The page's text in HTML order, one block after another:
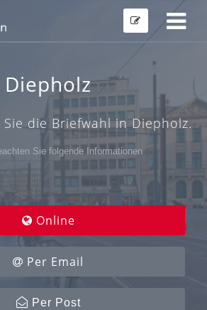
Diepholz
die Briefwahl in Diepholz.
Sie folgende Informationen
Online
Per Email
Per Post